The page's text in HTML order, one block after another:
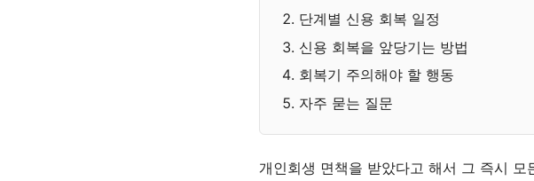
단계별 신용 회복 일정
신용 회복을 앞당기는 방법
회복기 주의해야 할 행동
자주 묻는 질문
개인회생 면책을 받았다고 해서 그 즉시